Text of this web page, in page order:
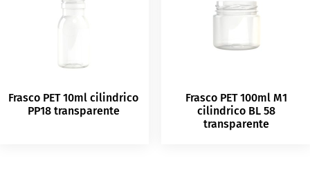
Frasco PET 10ml cilindrico
PP18 transparente
Frasco PET 100ml M1
cilindrico BL 58
transparente